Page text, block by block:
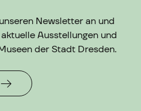
Newsletter an und
Ausstellungen und
der Stadt Dresden.